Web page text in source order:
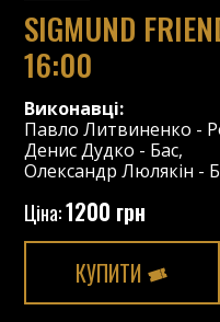
SIGMUND
16:00
Виконавці:
Павло Литвиненко -
Денис Дудко - Бас,
Олександр Люлякін -
Ціна:1200 грн
КУПИТИ